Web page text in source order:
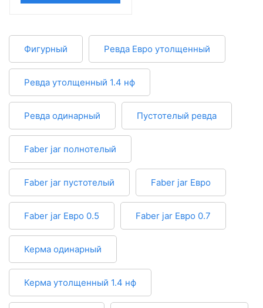
Фигурный Ревда Евро утолщенный
Ревда утолщенный 1.4 нф
Ревда одинарный Пустотелый ревда
Faber jar полнотелый
Faber jar пустотелый Faber jar Евро
Faber jar Евро 0.5 Faber jar Евро 0.7
Керма одинарный
Керма утолщенный 1.4 нф